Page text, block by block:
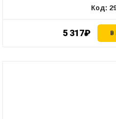
5 317₽ В
Код: